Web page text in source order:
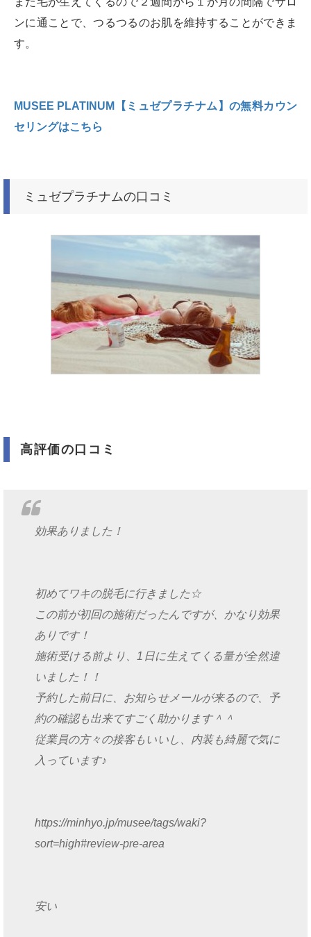
ンに通ことで、つるつるのお肌を維持することができま
す。
MUSEE PLATINUM【ミュゼプラチナム】の無料カウン
セリングはこちら
ミュゼプラチナムの口コミ
高評価の口コミ
効果ありました！
初めてワキの脱毛に行きました☆
この前が初回の施術だったんですが、かなり効果
ありです！
施術受ける前より、1日に生えてくる量が全然違
いました！！
予約した前日に、お知らせメールが来るので、予
約の確認も出来てすごく助かります＾＾
従業員の方々の接客もいいし、内装も綺麗で気に
入っています♪
https://minhyo.jp/musee/tags/waki?
sort=high#review-pre-area
安い